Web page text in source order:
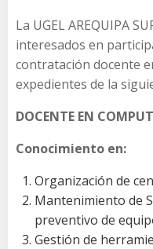
La UGEL AREQUIPA
interesados en
contratación docente
expedientes de la
DOCENTE EN
Conocimiento en:
Organización de
Mantenimiento de
preventivo de
Gestión de